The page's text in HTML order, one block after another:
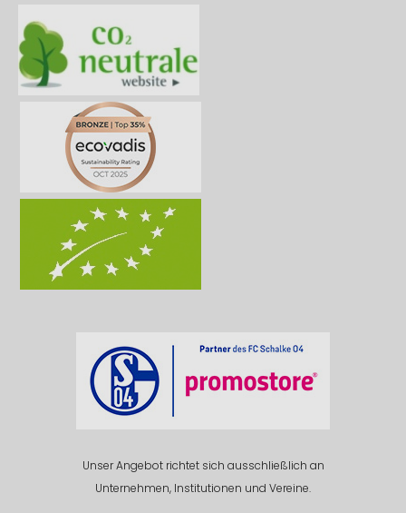
Unser Angebot richtet sich ausschließlich an
Unternehmen, Institutionen und Vereine.